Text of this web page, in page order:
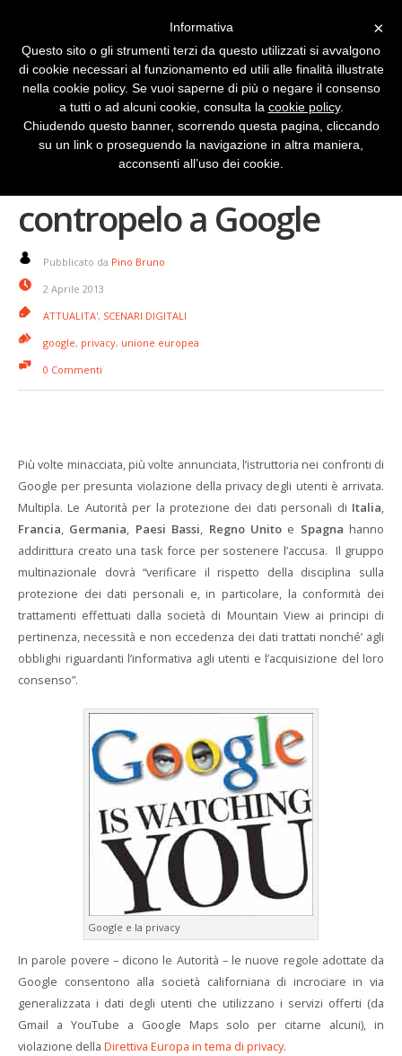
Privacy, l’Europa fa il
contropelo a Google
Pubblicato da Pino Bruno
2 Aprile 2013
ATTUALITA', SCENARI DIGITALI
google, privacy, unione europea
0 Commenti
Più volte minacciata, più volte annunciata, l’istruttoria nei confronti di
Google per presunta violazione della privacy degli utenti è arrivata.
Multipla. Le Autorità per la protezione dei dati personali di Italia,
Francia, Germania, Paesi Bassi, Regno Unitoe Spagna hanno
addirittura creato una task force per sostenere l’accusa. Il gruppo
multinazionale dovrà “verificare il rispetto della disciplina sulla
protezione dei dati personali e, in particolare, la conformità dei
trattamenti effettuati dalla società di Mountain View ai principi di
pertinenza, necessità e non eccedenza dei dati trattati nonché’ agli
obblighi riguardanti l’informativa agli utenti e l’acquisizione del loro
consenso”.
Google e la privacy
In parole povere – dicono le Autorità – le nuove regole adottate da
Google consentono alla società californiana di incrociare in via
generalizzata i dati degli utenti che utilizzano i servizi offerti (da
Gmail a YouTube a Google Maps solo per citarne alcuni), in
violazione della Direttiva Europa in tema di privacy.
×
Informativa
Questo sito o gli strumenti terzi da questo utilizzati si avvalgono
di cookie necessari al funzionamento ed utili alle finalità illustrate
nella cookie policy. Se vuoi saperne di più o negare il consenso
a tutti o ad alcuni cookie, consulta la cookie policy.
Chiudendo questo banner, scorrendo questa pagina, cliccando
su un link o proseguendo la navigazione in altra maniera,
acconsenti all’uso dei cookie.